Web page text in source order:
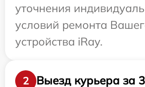
уточнения
условий ремонта
устройства iRay.
2 Выезд курьера за